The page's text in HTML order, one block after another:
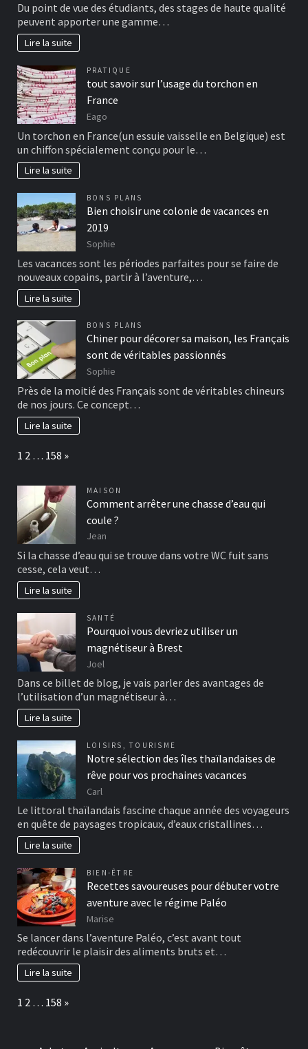
Du point de vue des étudiants, des stages de haute qualité
peuvent apporter une gamme…
Lire la suite
PRATIQUE
tout savoir sur l’usage du torchon en
France
Eago
Un torchon en France(un essuie vaisselle en Belgique) est
un chiffon spécialement conçu pour le…
Lire la suite
BONS PLANS
Bien choisir une colonie de vacances en
2019
Sophie
Les vacances sont les périodes parfaites pour se faire de
nouveaux copains, partir à l’aventure,…
Lire la suite
BONS PLANS
Chiner pour décorer sa maison, les Français
sont de véritables passionnés
Sophie
Près de la moitié des Français sont de véritables chineurs
de nos jours. Ce concept…
Lire la suite
Page:
1 2 … 158 Next
»
MAISON
Comment arrêter une chasse d’eau qui
coule ?
Jean
Si la chasse d’eau qui se trouve dans votre WC fuit sans
cesse, cela veut…
Lire la suite
SANTÉ
Pourquoi vous devriez utiliser un
magnétiseur à Brest
Joel
Dans ce billet de blog, je vais parler des avantages de
l’utilisation d’un magnétiseur à…
Lire la suite
LOISIRS ,TOURISME
Notre sélection des îles thaïlandaises de
rêve pour vos prochaines vacances
Carl
Le littoral thaïlandais fascine chaque année des voyageurs
en quête de paysages tropicaux, d’eaux cristallines…
Lire la suite
BIEN-ÊTRE
Recettes savoureuses pour débuter votre
aventure avec le régime Paléo
Marise
Se lancer dans l’aventure Paléo, c’est avant tout
redécouvrir le plaisir des aliments bruts et…
Lire la suite
Page:
1 2 … 158 Next
»